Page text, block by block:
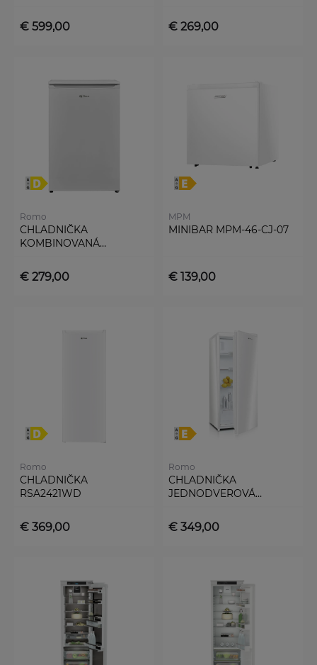
€ 599,00 € 269,00
Romo
CHLADNIČKA
KOMBINOVANÁ
€ 279,00
MPM
MINIBAR MPM-46-CJ-07
€ 139,00
Romo
CHLADNIČKA
RSA2421WD
€ 369,00
Romo
CHLADNIČKA
JEDNODVEROVÁ
€ 349,00